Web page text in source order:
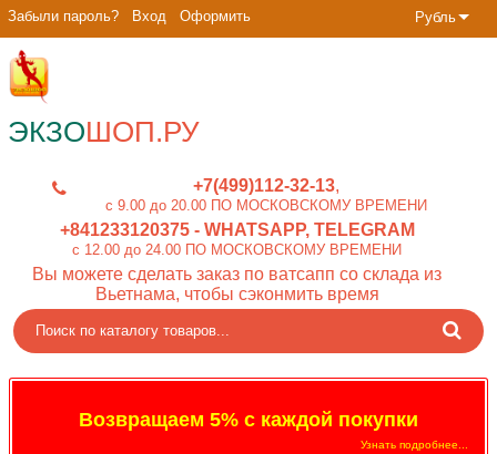
Рубль
Забыли пароль? Вход Оформить
ЭКЗОШОП.РУ
+7(499)112-32-13
c 9.00 до 20.00 ПО МОСКОВСКОМУ ВРЕМЕНИ
+841233120375- WHATSAPP, TELEGRAM
c 12.00 до 24.00 ПО МОСКОВСКОМУ ВРЕМЕНИ
Вы можете сделать заказ по ватсапп со склада из
Вьетнама, чтобы сэконмить время
Возвращаем 5% с каждой покупки
Узнать подробнее...